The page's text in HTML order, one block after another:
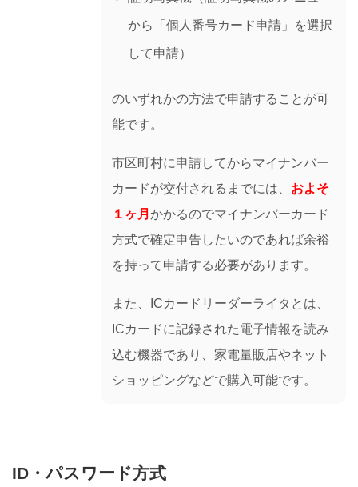
から「個人番号カード申請」を選択
して申請）
のいずれかの方法で申請することが可
能です。
市区町村に申請してからマイナンバー
カードが交付されるまでには、 およそ
１ヶ月 かかるのでマイナンバーカード
方式で確定申告したいのであれば余裕
を持って申請する必要があります。
また、ICカードリーダーライタとは、
ICカードに記録された電子情報を読み
込む機器であり、家電量販店やネット
ショッピングなどで購入可能です。
ID・パスワード方式